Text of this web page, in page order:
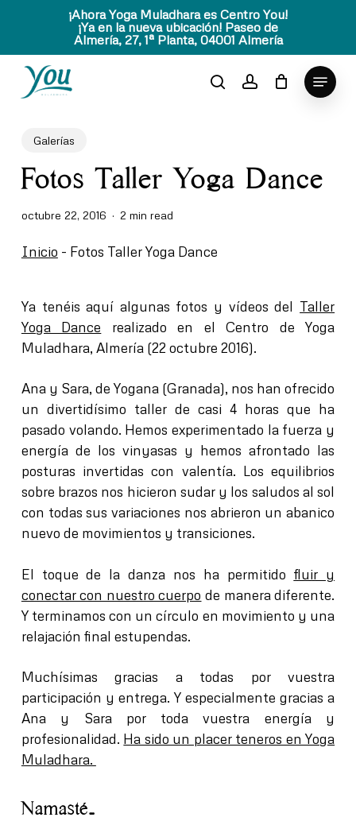
content
¡Ahora Yoga Muladhara es Centro You!
¡Ya en la nueva ubicación! Paseo de
Almería, 27, 1ª Planta, 04001 Almería
searchaccount
Menu
Galerías
Fotos Taller Yoga Dance
octubre 22, 2016 2 min read
Inicio - Fotos Taller Yoga Dance
Ya tenéis aquí algunas fotos y vídeos del Taller
Yoga Dance realizado en el Centro de Yoga
Muladhara, Almería (22 octubre 2016).
Ana y Sara, de Yogana (Granada), nos han ofrecido
un divertidísimo taller de casi 4 horas que ha
pasado volando. Hemos experimentado la fuerza y
energía de los vinyasas y hemos afrontado las
posturas invertidas con valentía. Los equilibrios
sobre brazos nos hicieron sudar y los saludos al sol
con todas sus variaciones nos abrieron un abanico
nuevo de movimientos y transiciones.
El toque de la danza nos ha permitido fluir y
conectar con nuestro cuerpo de manera diferente.
Y terminamos con un círculo en movimiento y una
relajación final estupendas.
Muchísimas gracias a todas por vuestra
participación y entrega. Y especialmentegracias a
Ana y Sarapor toda vuestra energía y
profesionalidad. Ha sido un placer teneros en Yoga
Muladhara.
Namasté…
Menu